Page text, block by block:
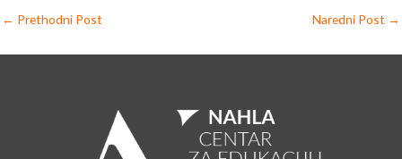
← Prethodni Post Naredni Post →